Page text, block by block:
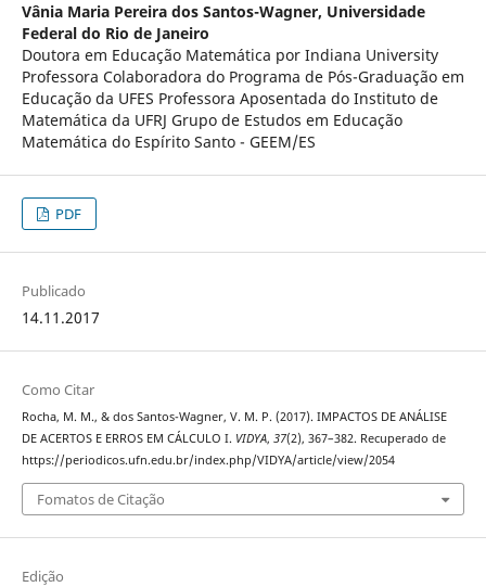
Vânia Maria Pereira dos Santos-Wagner, Universidade
Federal do Rio de Janeiro
Doutora em Educação Matemática por Indiana University
Professora Colaboradora do Programa de Pós-Graduação em
Educação da UFES Professora Aposentada do Instituto de
Matemática da UFRJ Grupo de Estudos em Educação
Matemática do Espírito Santo - GEEM/ES
PDF
Publicado
14.11.2017
Como Citar
Rocha, M. M., & dos Santos-Wagner, V. M. P. (2017). IMPACTOS DE ANÁLISE
DE ACERTOS E ERROS EM CÁLCULO I. VIDYA, 37(2), 367–382. Recuperado de
https://periodicos.ufn.edu.br/index.php/VIDYA/article/view/2054
Fomatos de Citação
Edição